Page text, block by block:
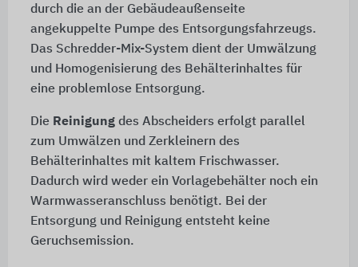
durch die an der Gebäudeaußenseite
angekuppelte Pumpe des Entsorgungsfahrzeugs.
Das Schredder-Mix-System dient der Umwälzung
und Homogenisierung des Behälterinhaltes für
eine problemlose Entsorgung.
Die Reinigungdes Abscheiders erfolgt parallel
zum Umwälzen und Zerkleinern des
Behälterinhaltes mit kaltem Frischwasser.
Dadurch wird weder ein Vorlagebehälter noch ein
Warmwasseranschluss benötigt. Bei der
Entsorgung und Reinigung entsteht keine
Geruchsemission.